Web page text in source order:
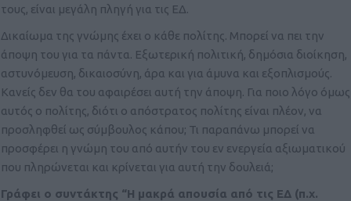
τους, είναι μεγάλη πληγή για τις ΕΔ.
Δικαίωμα της γνώμης έχει ο κάθε πολίτης. Μπορεί να πει την
άποψη του για τα πάντα. Εξωτερική πολιτική, δημόσια διοίκηση,
αστυνόμευση, δικαιοσύνη, άρα και για άμυνα και εξοπλισμούς.
Κανείς δεν θα του αφαιρέσει αυτή την άποψη. Για ποιο λόγο όμως
αυτός ο πολίτης, διότι ο απόστρατος πολίτης είναι πλέον, να
προσληφθεί ως σύμβουλος κάπου; Τι παραπάνω μπορεί να
προσφέρει η γνώμη του από αυτήν του εν ενεργεία αξιωματικού
που πληρώνεται και κρίνεται για αυτή την δουλειά;
Γράφει ο συντάκτης “Η μακρά απουσία από τις ΕΔ (π.χ.